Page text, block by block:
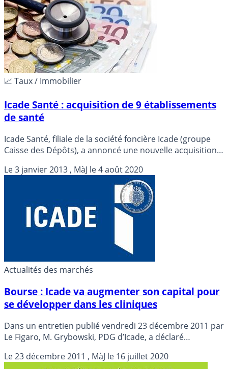
📈 Taux / Immobilier
Icade Santé : acquisition de 9 établissements
de santé
Icade Santé, filiale de la société foncière Icade (groupe
Caisse des Dépôts), a annoncé une nouvelle acquisition
Le3 janvier 2013 , MàJ le4 août 2020
Actualités des marchés
Bourse : Icade va augmenter son capital pour
se développer dans les cliniques
Dans un entretien publié vendredi 23 décembre 2011 par
Le Figaro, M. Grybowski, PDG d’Icade, a déclaré
Détails...
Le23 décembre 2011 , MàJ le 16 juillet 2020